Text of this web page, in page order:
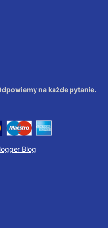
na każde pytanie.
Blog